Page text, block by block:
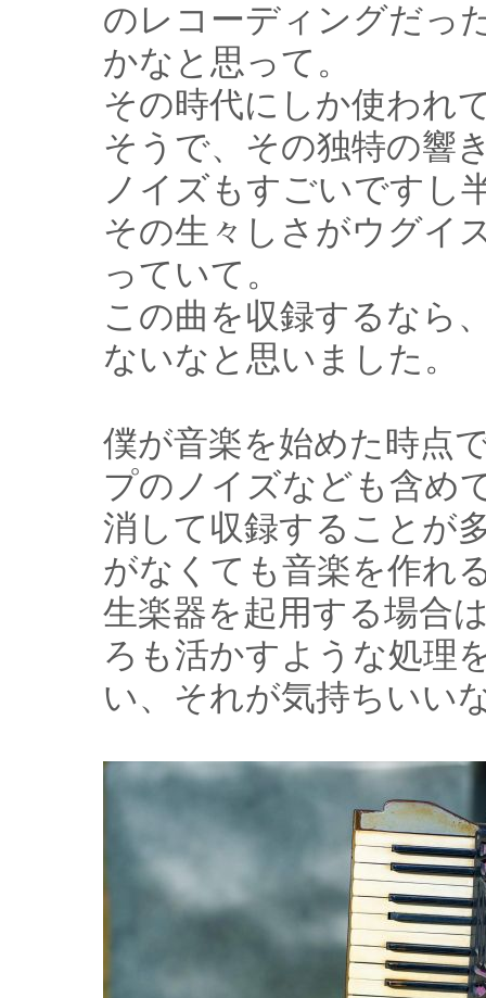
のレコーディングだっ
かなと思って。
その時代にしか使われ
そうで、その独特の響
ノイズもすごいですし
その生々しさがウグイ
っていて。
この曲を収録するなら
ないなと思いました。
僕が音楽を始めた時点
プのノイズなども含め
消して収録することが
がなくても音楽を作れ
生楽器を起用する場合
ろも活かすような処理
い、それが気持ちいい